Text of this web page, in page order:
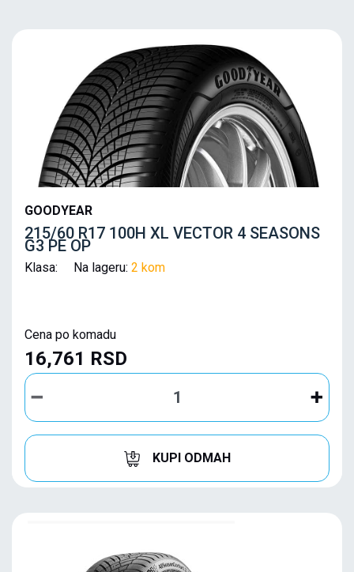
GOODYEAR
215/60 R17 100H XL VECTOR 4 SEASONS
G3 PE OP
Klasa: Na lageru: 2 kom
Cena po komadu
16,761 RSD
KUPI ODMAH